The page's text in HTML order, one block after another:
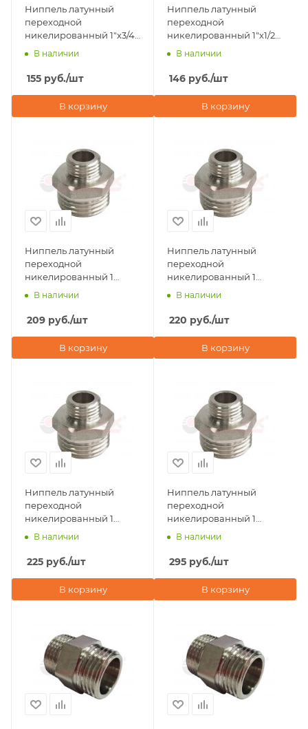
Ниппель латунный
переходной
никелированный 1"х3/4"
наружная резьба Valfex
В наличии
155 руб./шт
В корзину
Ниппель латунный
переходной
никелированный 1"х1/2"
наружная резьба Valfex
В наличии
146 руб./шт
В корзину
Ниппель латунный
переходной
никелированный 1
1/4"х3/4" наружная
В наличии
209 руб./шт
В корзину
Ниппель латунный
переходной
никелированный 1
1/4"х1/2" наружная
В наличии
220 руб./шт
В корзину
Ниппель латунный
переходной
никелированный 1
1/4"х1" наружная резьба
В наличии
225 руб./шт
В корзину
Ниппель латунный
переходной
никелированный 1
1/2"х1" наружная резьба
В наличии
295 руб./шт
В корзину